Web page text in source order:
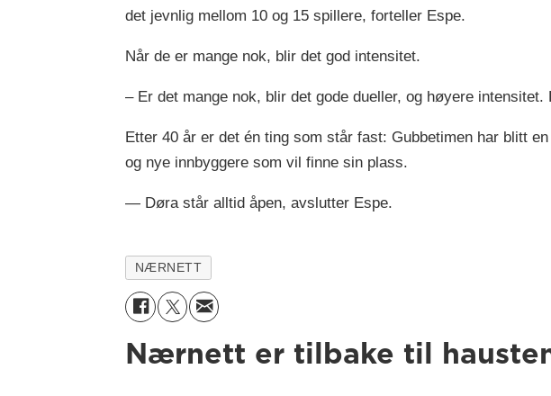
det jevnlig mellom 10 og 15 spillere, forteller Espe.
Når de er mange nok, blir det god intensitet.
– Er det mange nok, blir det gode dueller, og høyere
Etter 40 år er det én ting som står fast: Gubbetimen har blitt
og nye innbyggere som vil finne sin plass.
— Døra står alltid åpen, avslutter Espe.
NÆRNETT
Nærnett er tilbake til